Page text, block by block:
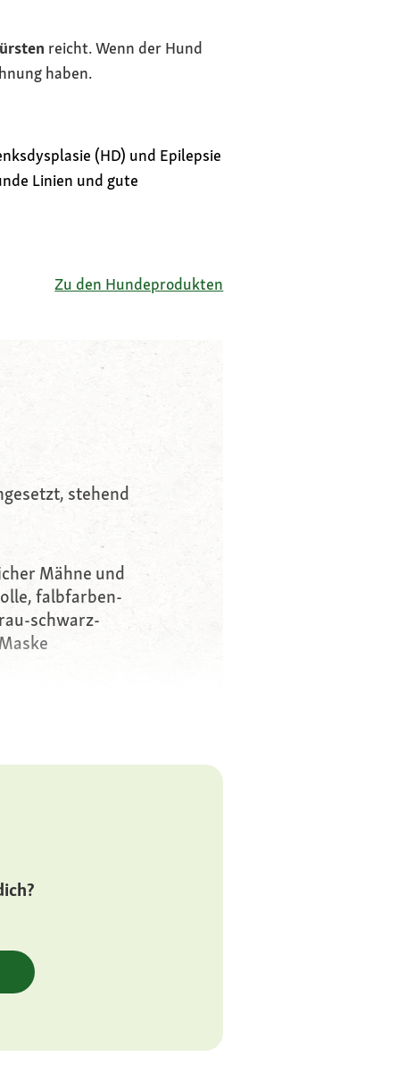
reicht. Wenn der Hund
haben.
(HD) und Epilepsie
Linien und gute
Zu den Hundeprodukten
stehend
Mähne und
falbfarben-
schwarz-
bürsten,
Epilepsie